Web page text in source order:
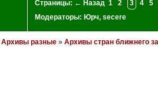
Страницы: ← Назад 1 2 3 4 5
Модераторы: Юрч, secere
Архивы разные» Архивы стран ближнего